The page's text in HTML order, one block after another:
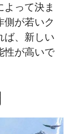
って決ま
側が若いク
ば、新しい
性が高いで